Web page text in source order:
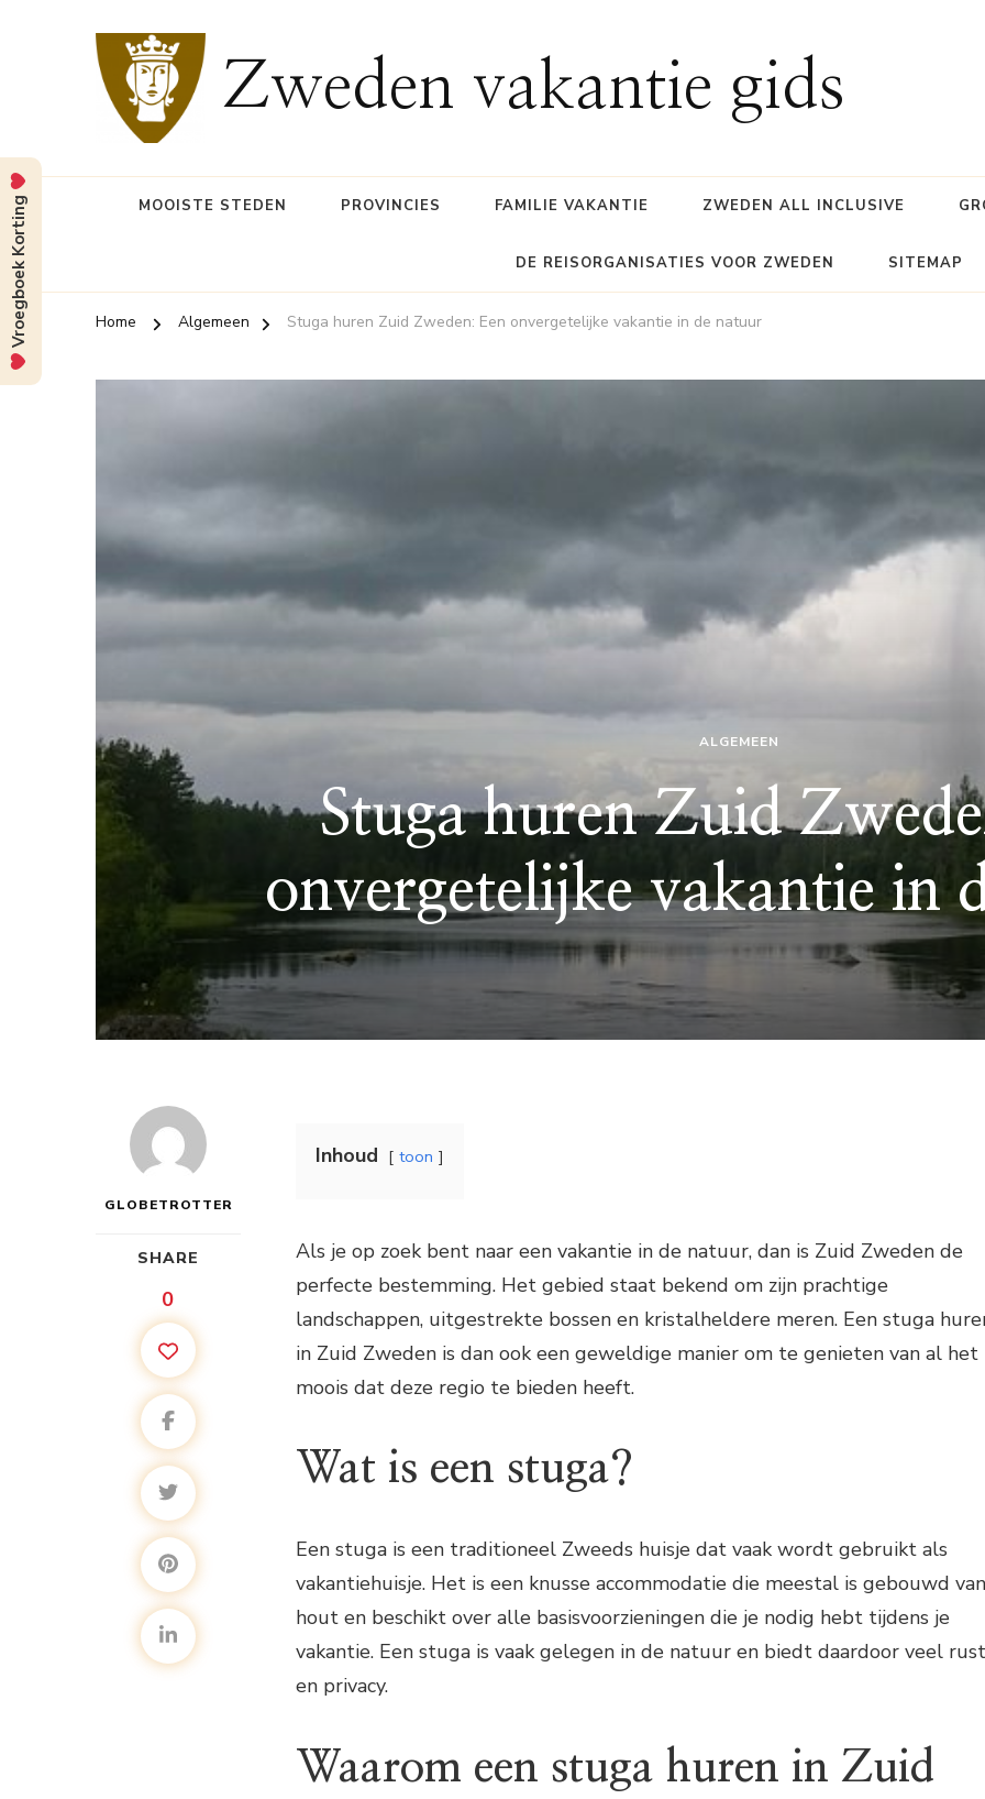
Zweden vakantie gids
MOOISTE STEDEN PROVINCIES FAMILIE VAKANTIE ZWEDEN ALL INCLUSIVE
DE REISORGANISATIES VOOR ZWEDEN SITEMAP
Home Algemeen Stuga huren Zuid Zweden: Een onvergetelijke vakantie in de natuur
ALGEMEEN
Stuga huren Zuid
onvergetelijke vakantie in
GLOBETROTTER
SHARE
0
Inhoud toon
Als je op zoek bent naar een vakantie in de natuur, dan is Zuid Zweden de
perfecte bestemming. Het gebied staat bekend om zijn prachtige
landschappen, uitgestrekte bossen en kristalheldere meren. Een stuga
in Zuid Zweden is dan ook een geweldige manier om te genieten van al het
moois dat deze regio te bieden heeft.
Wat is een stuga?
Een stuga is een traditioneel Zweeds huisje dat vaak wordt gebruikt als
vakantiehuisje. Het is een knusse accommodatie die meestal is gebouwd van
hout en beschikt over alle basisvoorzieningen die je nodig hebt tijdens je
vakantie. Een stuga is vaak gelegen in de natuur en biedt daardoor veel rust
en privacy.
Waarom een stuga huren in Zuid
Vroegboek Korting